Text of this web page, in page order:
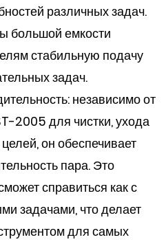
различных задач.
большой емкости
стабильную подачу
задач.
независимо от
2005 для чистки, ухода
он обеспечивает
пара. Это
справиться как с
задачами, что делает
для самых